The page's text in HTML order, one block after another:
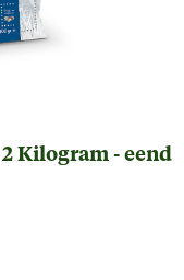
Kilogram - eend